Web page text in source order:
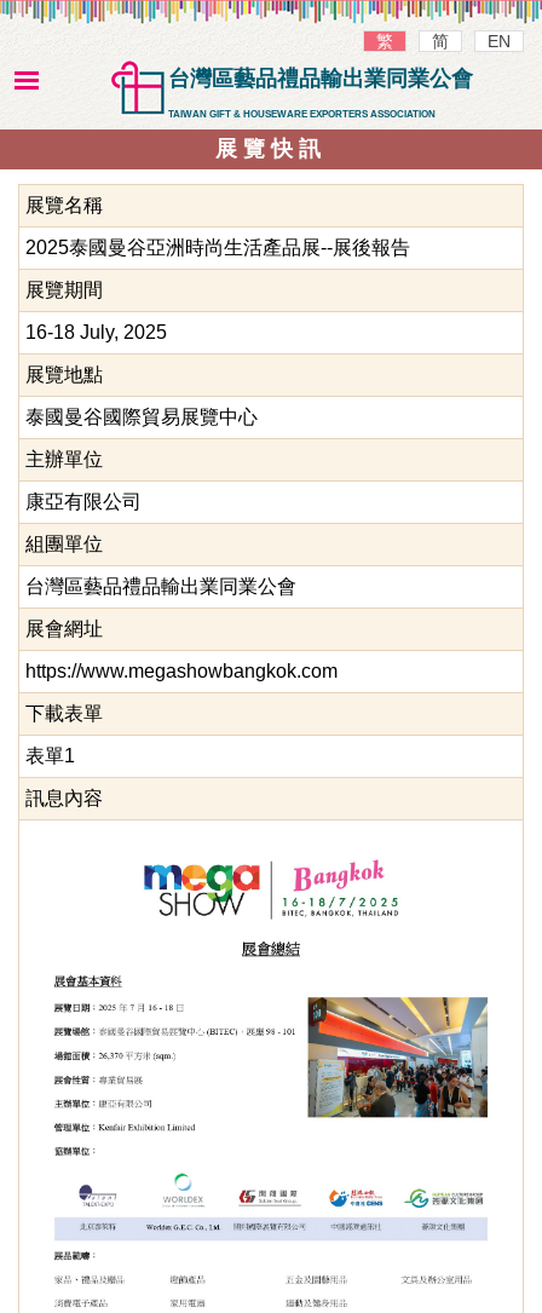
繁 简 EN
台灣區藝品禮品輸出業同業公會
TAIWAN GIFT & HOUSEWARE EXPORTERS ASSOCIATION
展覽快訊
展覽名稱
2025泰國曼谷亞洲時尚生活產品展--展後報告
展覽期間
16-18 July, 2025
展覽地點
泰國曼谷國際貿易展覽中心
主辦單位
康亞有限公司
組團單位
台灣區藝品禮品輸出業同業公會
展會網址
https://www.megashowbangkok.com
下載表單
表單1
訊息內容